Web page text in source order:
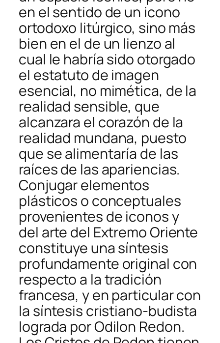
en el sentido de un icono
ortodoxo litúrgico, sino más
bien en el de un lienzo al
cual le habría sido otorgado
el estatuto de imagen
esencial, no mimética, de la
realidad sensible, que
alcanzara el corazón de la
realidad mundana, puesto
que se alimentaría de las
raíces de las apariencias.
Conjugar elementos
plásticos o conceptuales
provenientes de iconos y
del arte del Extremo Oriente
constituye una síntesis
profundamente original con
respecto a la tradición
francesa, y en particular con
la síntesis cristiano-budista
lograda por Odilon Redon.